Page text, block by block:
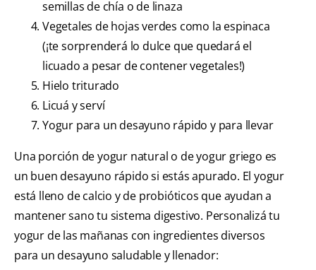
semillas de chía o de linaza
Vegetales de hojas verdes como la espinaca
(¡te sorprenderá lo dulce que quedará el
licuado a pesar de contener vegetales!)
Hielo triturado
Licuá y serví
Yogur para un desayuno rápido y para llevar
Una porción de yogur natural o de yogur griego es
un buen desayuno rápido si estás apurado. El yogur
está lleno de calcio y de probióticos que ayudan a
mantener sano tu sistema digestivo. Personalizá tu
yogur de las mañanas con ingredientes diversos
para un desayuno saludable y llenador: